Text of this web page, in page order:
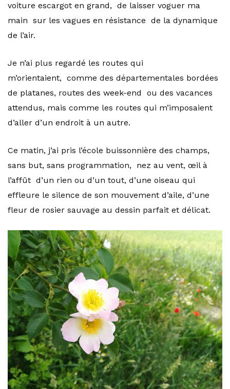
voiture escargot en grand, de laisser voguer ma
main sur les vagues en résistance de la dynamique
de l’air.
Je n’ai plus regardé les routes qui
m’orientaient, comme des départementales bordées
de platanes, routes des week-end ou des vacances
attendus, mais comme les routes qui m’imposaient
d’aller d’un endroit à un autre.
Ce matin, j’ai pris l’école buissonnière des champs,
sans but, sans programmation, nez au vent, œil à
l’affût d’un rien ou d’un tout, d’une oiseau qui
effleure le silence de son mouvement d’aile, d’une
fleur de rosier sauvage au dessin parfait et délicat.